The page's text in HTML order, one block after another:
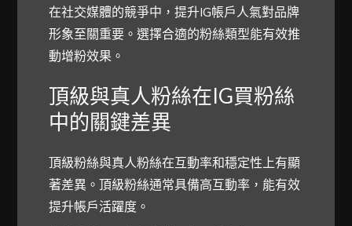
在社交媒體的競爭中，提升IG帳戶人氣對品牌
形象至關重要。選擇合適的粉絲類型能有效推
動增粉效果。
頂級與真人粉絲在IG買粉絲
中的關鍵差異
頂級粉絲與真人粉絲在互動率和穩定性上有顯
著差異。頂級粉絲通常具備高互動率，能有效
提升帳戶活躍度。